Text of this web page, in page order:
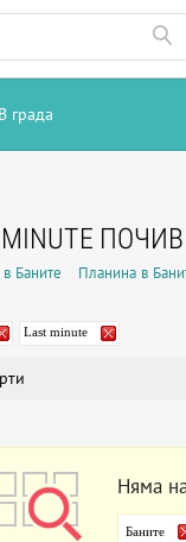
В града
MINUTE
Баните Планина в
Last minute
Няма
Баните